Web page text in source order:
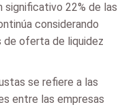
significativo 22% de las
considerando
de oferta de liquidez
se refiere a las
entre las empresas